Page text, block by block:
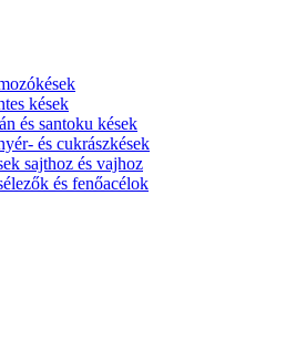
kések
és santoku kések
és cukrászkések
sajthoz és vajhoz
és fenőacélok